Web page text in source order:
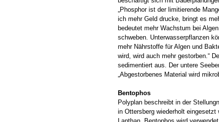
„Phosphor ist der limitierende
ich mehr Geld drucke, bringt es
bedeutet mehr Wachstum bei
schweben. Unterwasserpflanzen
mehr Nährstoffe für Algen und
wird, wird auch mehr gestorben.“
sedimentiert aus. Der untere
„Abgestorbenes Material wird
Bentophos
Polyplan beschreibt in der
in Ottersberg wiederholt